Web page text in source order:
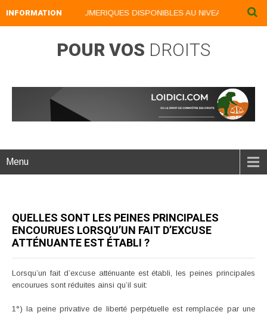
INFORMATION
NOS LIVRES NUMERIQUES DISPONIBLES AU NIVEAU DU
POUR VOS DROITS
Menu
QUELLES SONT LES PEINES PRINCIPALES
ENCOURUES LORSQU’UN FAIT D’EXCUSE
ATTÉNUANTE EST ÉTABLI ?
Lorsqu’un fait d’excuse atténuante est établi, les peines principales
encourues sont réduites ainsi qu’il suit:
1°) la peine privative de liberté perpétuelle est remplacée par une